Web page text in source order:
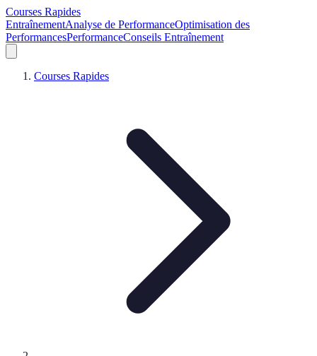
Courses Rapides
EntraînementAnalyse de PerformanceOptimisation des
PerformancesPerformanceConseils Entraînement
Courses Rapides